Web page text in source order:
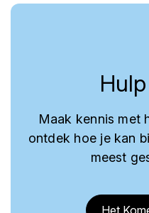
Maak kennis met
ontdek hoe je kan
meest
Het